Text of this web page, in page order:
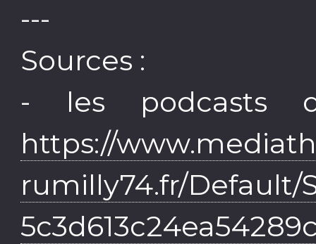
---
Sources :
- les podcasts
https://
rumilly74.fr/Default/